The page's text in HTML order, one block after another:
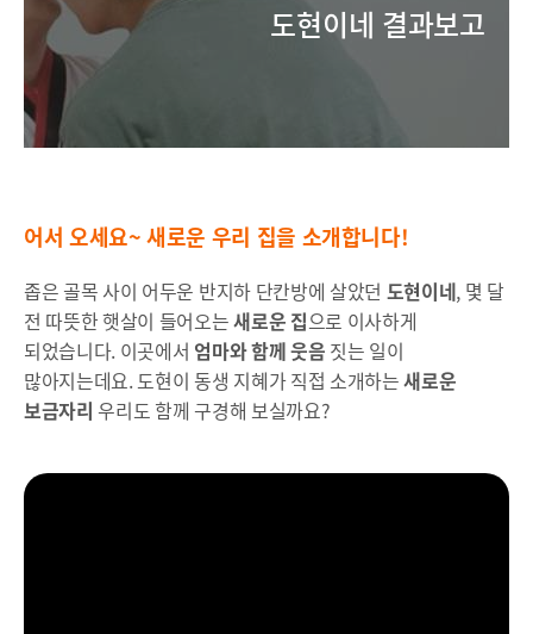
도현이네 결과보고
어서 오세요~새로운 우리 집을 소개합니다!
좁은 골목 사이 어두운 반지하 단칸방에 살았던 도현이네, 몇 달
전 따뜻한 햇살이 들어오는새로운 집으로 이사하게
되었습니다. 이곳에서 엄마와 함께 웃음 짓는 일이
많아지는데요. 도현이 동생 지혜가 직접 소개하는새로운
보금자리 우리도 함께 구경해 보실까요?